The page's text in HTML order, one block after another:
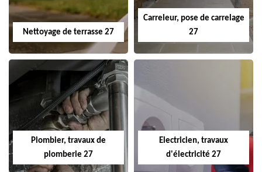
Nettoyage de terrasse 27
Carreleur, pose de carrelage
27
Plombier, travaux de
plomberie 27
Electricien, travaux
d'électricité 27